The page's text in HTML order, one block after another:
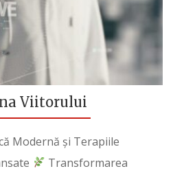
Viitorului
Modernă și Terapiile
Transformarea